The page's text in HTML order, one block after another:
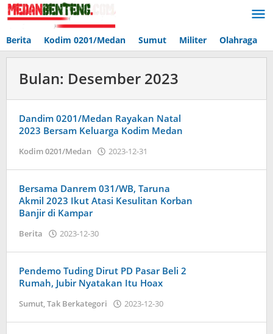
Lewati
ke
Berita Kodim 0201/Medan Sumut Militer Olahraga
Bulan: Desember 2023
Dandim 0201/Medan Rayakan Natal
2023 Bersam Keluarga Kodim Medan
Kodim 0201/Medan 2023-12-31
Bersama Danrem 031/WB, Taruna
Akmil 2023 Ikut Atasi Kesulitan Korban
Banjir di Kampar
Berita 2023-12-30
Pendemo Tuding Dirut PD Pasar Beli 2
Rumah, Jubir Nyatakan Itu Hoax
Sumut,Tak Berkategori 2023-12-30